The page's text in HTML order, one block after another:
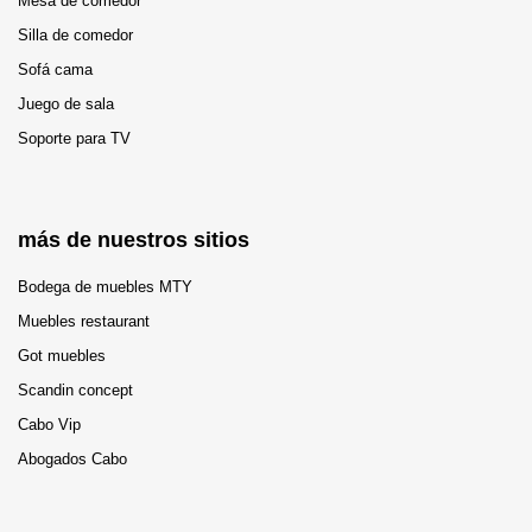
Silla de comedor
Sofá cama
Juego de sala
Soporte para TV
más de nuestros sitios
Bodega de muebles MTY
Muebles restaurant
Got muebles
Scandin concept
Cabo Vip
Abogados Cabo